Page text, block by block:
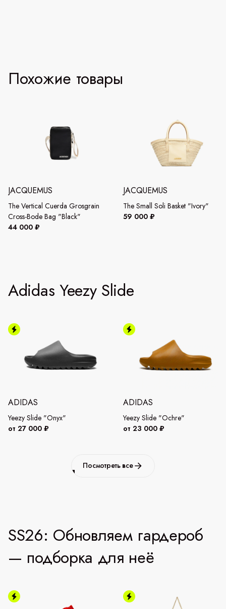
Похожие товары
JACQUEMUS
The Vertical Cuerda Grosgrain
Cross-Bode Bag "Black"
44 000 ₽
JACQUEMUS
The Small Soli Basket "Ivory"
59 000 ₽
Adidas Yeezy Slide
ADIDAS
Yeezy Slide "Onyx"
от 27 000 ₽
ADIDAS
Yeezy Slide "Ochre"
от 23 000 ₽
Посмотреть все
SS26: Обновляем гардероб
— подборка для неё